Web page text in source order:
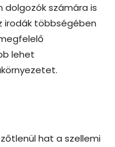
dolgozók számára is
irodák többségében
lehet
hat a szellemi